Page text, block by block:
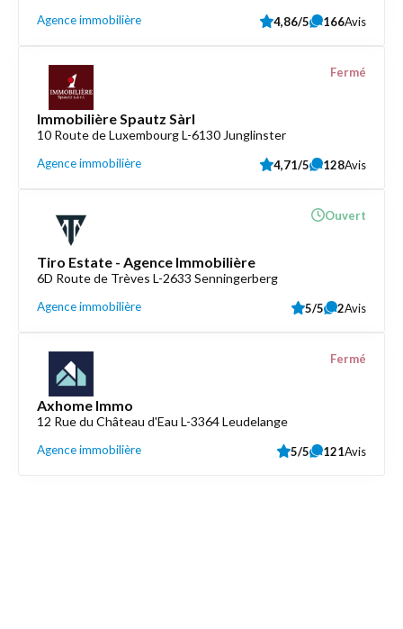
Agence immobilière 4,86/5 166Avis
Immobilière Spautz Sàrl
10 Route de Luxembourg L-6130 Junglinster
Agence immobilière
Fermé
4,71/5 128Avis
Tiro Estate - Agence Immobilière
6D Route de Trèves L-2633 Senningerberg
Agence immobilière
Ouvert
5/5 2Avis
Axhome Immo
12 Rue du Château d'Eau L-3364 Leudelange
Agence immobilière
Fermé
5/5 121Avis